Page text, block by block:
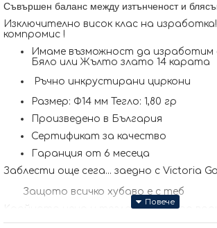
Съвършен баланс между изтънченост и
Изключително висок клас на
компромис !
Имаме възможност да
Бяло или Жълто злато 14 карата
Ръчно инкрустирани циркони
Размер: Ф14 мм Тегло: 1,80 гр
Произведено в България
Сертификат за качество
Гаранция от 6 месеца
Заблести още сега... заедно с Victoria
Защото всичко хубаво е с теб
Kрайната цена и теглото може да